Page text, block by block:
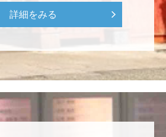
です！ 全体で見ると色々事件が起
無事に走り切れたとのことでおめ
詳細をみる